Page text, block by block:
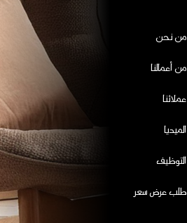
من نحن
من أعمالنا
عملائنا
الميديا
التوظيف
طلب عرض سعر